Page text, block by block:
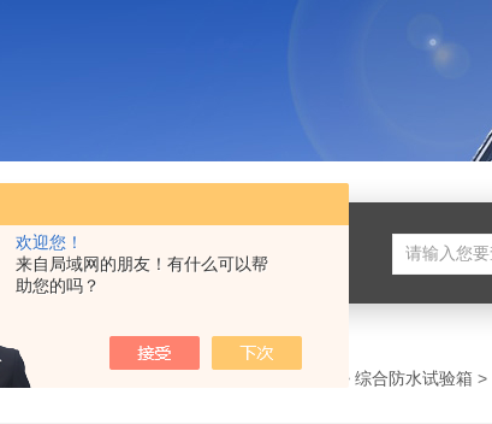
欢迎您！
来自局域网的朋友！有什么可以帮
助您的吗？
> 综合防水试验箱 >